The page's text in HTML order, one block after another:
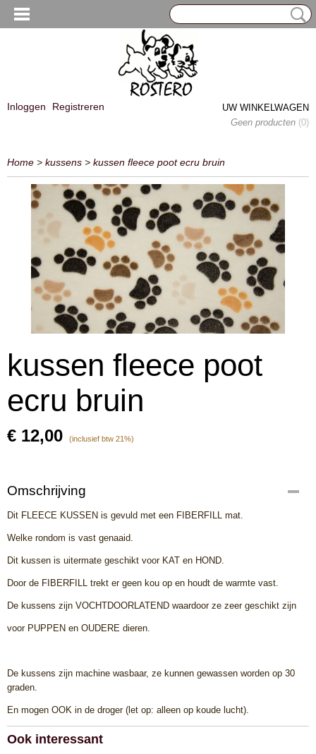
Inloggen Registreren
UW WINKELWAGEN
Geen producten (0)
Home > kussens > kussen fleece poot ecru bruin
kussen fleece poot
ecru bruin
€ 12,00 (inclusief btw 21%)
Omschrijving
Dit FLEECE KUSSEN is gevuld met een FIBERFILL mat.
Welke rondom is vast genaaid.
Dit kussen is uitermate geschikt voor KAT en HOND.
Door de FIBERFILL trekt er geen kou op en houdt de warmte vast.
De kussens zijn VOCHTDOORLATEND waardoor ze zeer geschikt zijn
voor PUPPEN en OUDERE dieren.
De kussens zijn machine wasbaar, ze kunnen gewassen worden op 30
graden.
En mogen OOK in de droger (let op: alleen op koude lucht).
Ook interessant